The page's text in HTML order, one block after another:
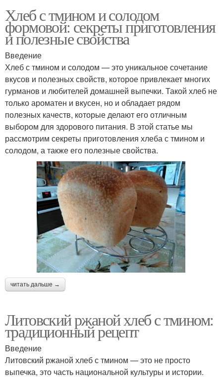
Хлеб с тмином и солодом
формовой: секреты приготовления
и полезные свойства
Введение
Хлеб с тмином и солодом — это уникальное сочетание
вкусов и полезных свойств, которое привлекает многих
гурманов и любителей домашней выпечки. Такой хлеб не
только ароматен и вкусен, но и обладает рядом
полезных качеств, которые делают его отличным
выбором для здорового питания. В этой статье мы
рассмотрим секреты приготовления хлеба с тмином и
солодом, а также его полезные свойства.
читать дальше →
Литовский ржаной хлеб с тмином:
традиционный рецепт
Введение
Литовский ржаной хлеб с тмином — это не просто
выпечка, это часть национальной культуры и истории.